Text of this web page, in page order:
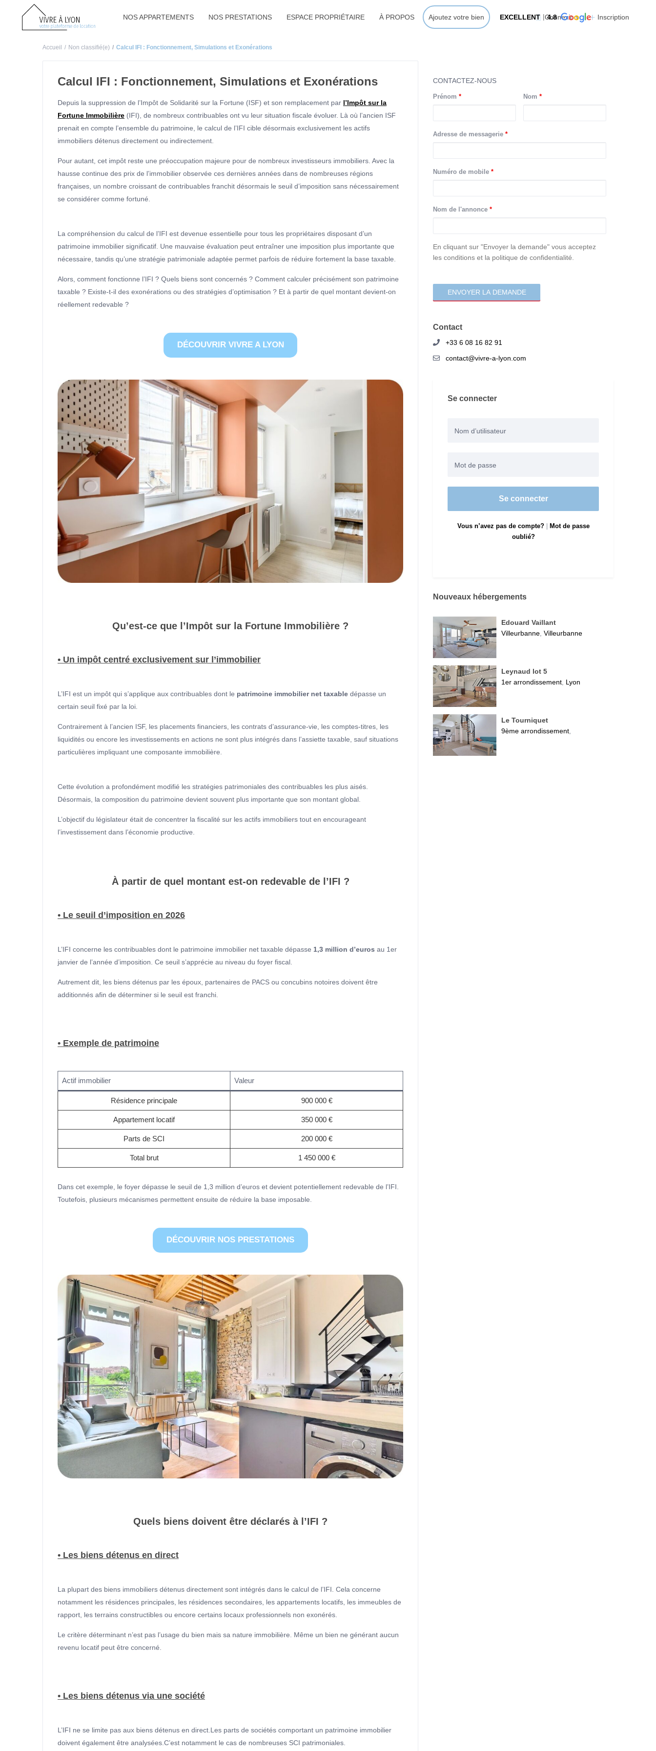
Connexion Inscription
NOS APPARTEMENTS NOS PRESTATIONS ESPACE PROPRIÉTAIRE À PROPOS Ajoutez votre bien EXCELLENT 4.8
Accueil Non classifié(e) Calcul IFI : Fonctionnement, Simulations et Exonérations
Calcul IFI : Fonctionnement, Simulations et Exonérations
Depuis la suppression de l’Impôt de Solidarité sur la Fortune (ISF) et son remplacement par l’Impôt sur la
Fortune Immobilière (IFI), de nombreux contribuables ont vu leur situation fiscale évoluer. Là où l’ancien ISF
prenait en compte l’ensemble du patrimoine, le calcul de l’IFI cible désormais exclusivement les actifs
immobiliers détenus directement ou indirectement.
Pour autant, cet impôt reste une préoccupation majeure pour de nombreux investisseurs immobiliers. Avec la
hausse continue des prix de l’immobilier observée ces dernières années dans de nombreuses régions
françaises, un nombre croissant de contribuables franchit désormais le seuil d’imposition sans nécessairement
se considérer comme fortuné.
La compréhension du calcul de l’IFI est devenue essentielle pour tous les propriétaires disposant d’un
patrimoine immobilier significatif. Une mauvaise évaluation peut entraîner une imposition plus importante que
nécessaire, tandis qu’une stratégie patrimoniale adaptée permet parfois de réduire fortement la base taxable.
Alors, comment fonctionne l’IFI ? Quels biens sont concernés ? Comment calculer précisément son patrimoine
taxable ? Existe-t-il des exonérations ou des stratégies d’optimisation ? Et à partir de quel montant devient-on
réellement redevable ?
DÉCOUVRIR VIVRE A LYON
Qu’est-ce que l’Impôt sur la Fortune Immobilière ?
• Un impôt centré exclusivement sur l’immobilier
L’IFI est un impôt qui s’applique aux contribuables dont le patrimoine immobilier net taxable dépasse un
certain seuil fixé par la loi.
Contrairement à l’ancien ISF, les placements financiers, les contrats d’assurance-vie, les comptes-titres, les
liquidités ou encore les investissements en actions ne sont plus intégrés dans l’assiette taxable, sauf situations
particulières impliquant une composante immobilière.
Cette évolution a profondément modifié les stratégies patrimoniales des contribuables les plus aisés.
Désormais, la composition du patrimoine devient souvent plus importante que son montant global.
L’objectif du législateur était de concentrer la fiscalité sur les actifs immobiliers tout en encourageant
l’investissement dans l’économie productive.
À partir de quel montant est-on redevable de l’IFI ?
• Le seuil d’imposition en 2026
L’IFI concerne les contribuables dont le patrimoine immobilier net taxable dépasse 1,3 million d’euros au 1er
janvier de l’année d’imposition. Ce seuil s’apprécie au niveau du foyer fiscal.
Autrement dit, les biens détenus par les époux, partenaires de PACS ou concubins notoires doivent être
additionnés afin de déterminer si le seuil est franchi.
• Exemple de patrimoine
Actif immobilier Valeur
Résidence principale 900 000 €
Appartement locatif 350 000 €
Parts de SCI 200 000 €
Total brut 1 450 000 €
Dans cet exemple, le foyer dépasse le seuil de 1,3 million d’euros et devient potentiellement redevable de l’IFI.
Toutefois, plusieurs mécanismes permettent ensuite de réduire la base imposable.
DÉCOUVRIR NOS PRESTATIONS
Quels biens doivent être déclarés à l’IFI ?
• Les biens détenus en direct
La plupart des biens immobiliers détenus directement sont intégrés dans le calcul de l’IFI. Cela concerne
notamment les résidences principales, les résidences secondaires, les appartements locatifs, les immeubles de
rapport, les terrains constructibles ou encore certains locaux professionnels non exonérés.
Le critère déterminant n’est pas l’usage du bien mais sa nature immobilière. Même un bien ne générant aucun
revenu locatif peut être concerné.
• Les biens détenus via une société
L’IFI ne se limite pas aux biens détenus en direct.Les parts de sociétés comportant un patrimoine immobilier
doivent également être analysées.C’est notamment le cas de nombreuses SCI patrimoniales.
CONTACTEZ-NOUS
Prénom * Nom *
Adresse de messagerie *
Numéro de mobile *
Nom de l'annonce *
consentement
En cliquant sur "Envoyer la demande" vous acceptez
les conditions et la politique de confidentialité.
Contact
+33 6 08 16 82 91
contact@vivre-a-lyon.com
Se connecter
Se connecter
Vous n’avez pas de compte?|
Mot de passe
oublié?
Nouveaux hébergements
Edouard Vaillant
Villeurbanne, Villeurbanne
Leynaud lot 5
1er arrondissement, Lyon
Le Tourniquet
9ème arrondissement,